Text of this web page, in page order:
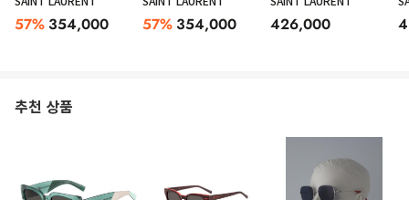
57% 354,000 57% 354,000 426,000
추천 상품